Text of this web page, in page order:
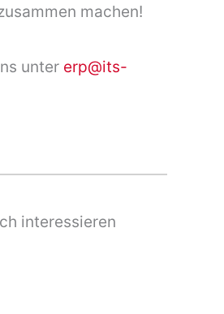
machen!
unter erp@its-
interessieren